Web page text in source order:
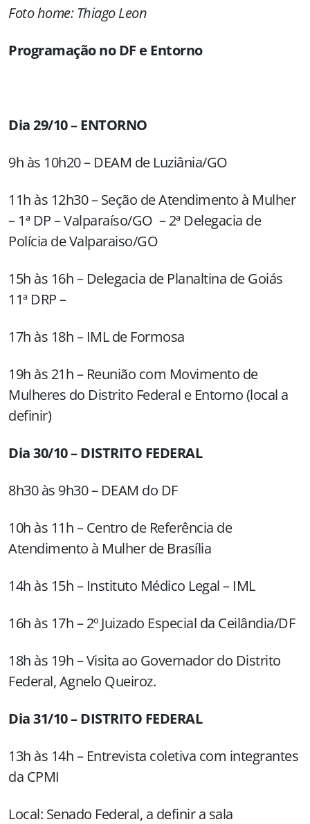
Foto home: Thiago Leon
Programação no DF e Entorno
Dia 29/10 – ENTORNO
9h às 10h20 – DEAM de Luziânia/GO
11h às 12h30 – Seção de Atendimento à Mulher
– 1ª DP – Valparaíso/GO – 2ª Delegacia de
Polícia de Valparaiso/GO
15h às 16h – Delegacia de Planaltina de Goiás
11ª DRP –
17h às 18h – IML de Formosa
19h às 21h – Reunião com Movimento de
Mulheres do Distrito Federal e Entorno (local a
definir)
Dia 30/10 – DISTRITO FEDERAL
8h30 às 9h30 – DEAM do DF
10h às 11h – Centro de Referência de
Atendimento à Mulher de Brasília
14h às 15h – Instituto Médico Legal – IML
16h às 17h – 2º Juizado Especial da Ceilândia/DF
18h às 19h – Visita ao Governador do Distrito
Federal, Agnelo Queiroz.
Dia 31/10 – DISTRITO FEDERAL
13h às 14h – Entrevista coletiva com integrantes
da CPMI
Local: Senado Federal, a definir a sala